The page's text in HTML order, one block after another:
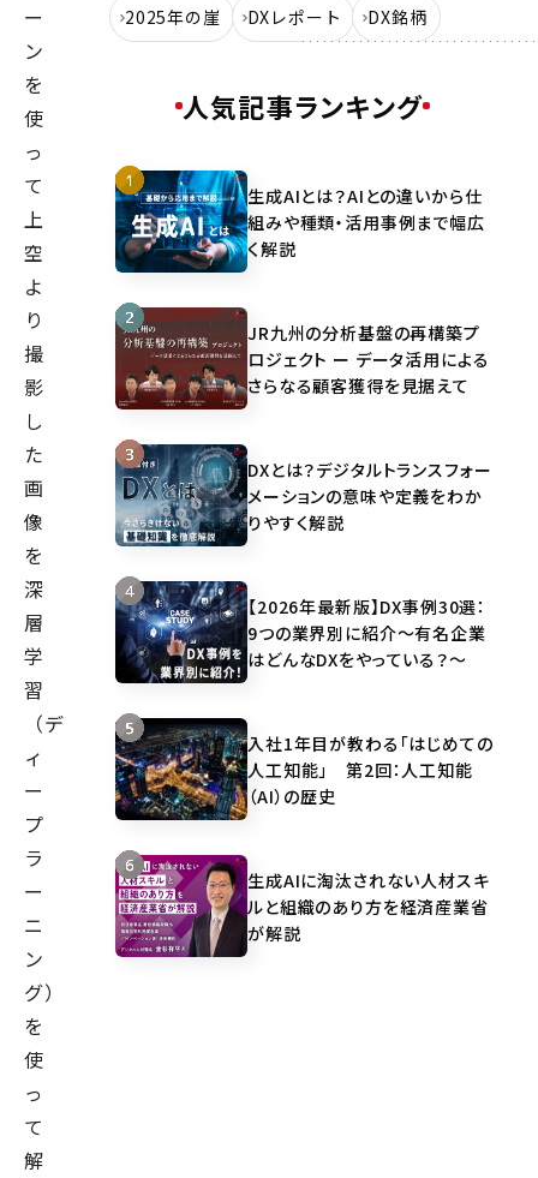
ー
ン
を
使
っ
て
上
空
よ
り
撮
影
し
た
画
像
を
深
層
学
習
（デ
ィ
ー
プ
ラ
ー
ニ
ン
グ）
を
使
っ
て
解
2025年の崖
DXレポート DX銘柄
人気記事ランキング
生成AIとは？AIとの違いから仕
組みや種類・活用事例まで幅広
く解説
JR九州の分析基盤の再構築プ
ロジェクト ー データ活用による
さらなる顧客獲得を見据えて
DXとは？デジタルトランスフォー
メーションの意味や定義をわか
りやすく解説
【2026年最新版】DX事例30選：
9つの業界別に紹介～有名企業
はどんなDXをやっている？～
入社1年目が教わる「はじめての
人工知能」 第2回：人工知能
（AI）の歴史
生成AIに淘汰されない人材スキ
ルと組織のあり方を経済産業省
が解説